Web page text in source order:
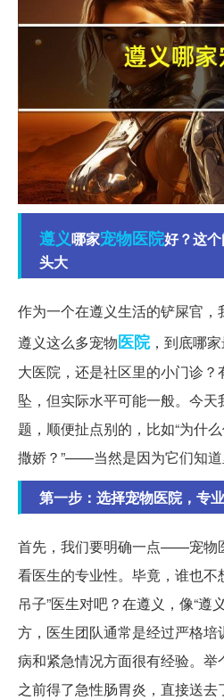
遵义哪家宠物医院好？这
头大
作为一个在遵义生活的铲屎官，
遵义这么多宠物医院，到底哪
大医院，还是社区里的小门诊
坠，但实际水平可能一般。今
题，顺便扯点别的，比如“为什
撒娇？”——当然是因为它们知道
第一步：选择宠物医院，专
首先，我们要明确一点——宠物
看医生的专业性。毕竟，谁也不
吊子”医生对吧？在遵义，像“遵
方，医生团队通常是经过严格
病和紧急情况方面很有经验。
之前得了急性肠胃炎，直接送